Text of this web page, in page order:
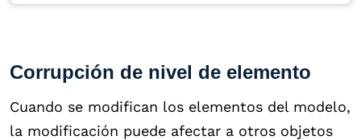
Corrupción de nivel de elemento
Cuando se modifican los elementos del modelo,
la modificación puede afectar a otros objetos